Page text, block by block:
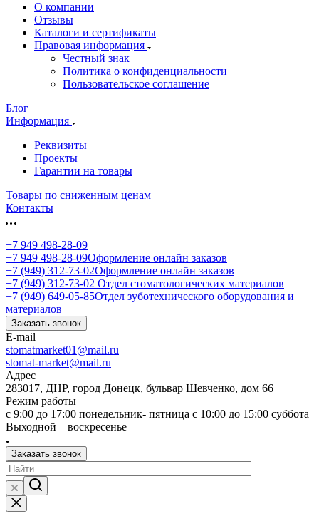
О компании
Отзывы
Каталоги и сертификаты
Правовая информация
Честный знак
Политика о конфиденциальности
Пользовательское соглашение
Блог
Информация
Реквизиты
Проекты
Гарантии на товары
Товары по сниженным ценам
Контакты
+7 949 498-28-09
+7 949 498-28-09Оформление онлайн заказов
+7 (949) 312-73-02Оформление онлайн заказов
+7 (949) 312-73-02 Отдел стоматологических материалов
+7 (949) 649-05-85Отдел зуботехнического оборудования и
материалов
Заказать звонок
E-mail
stomatmarket01@mail.ru
stomat-market@mail.ru
Адрес
283017, ДНР, город Донецк, бульвар Шевченко, дом 66
Режим работы
с 9:00 до 17:00 понедельник- пятница с 10:00 до 15:00 суббота
Выходной – воскресенье
Заказать звонок